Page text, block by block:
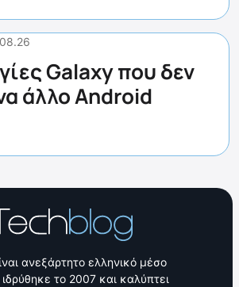
Galaxy που δεν
άλλο Android
ανεξάρτητο ελληνικό μέσο
το 2007 και καλύπτει